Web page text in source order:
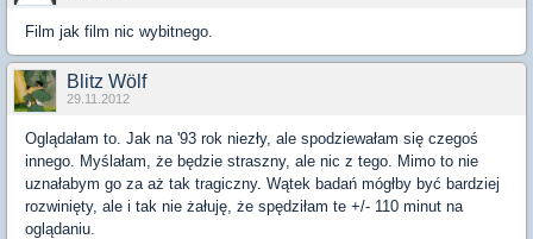
Film jak film nic wybitnego.
Blitz Wölf
29.11.2012
Oglądałam to. Jak na '93 rok niezły, ale spodziewałam się czegoś
innego. Myślałam, że będzie straszny, ale nic z tego. Mimo to nie
uznałabym go za aż tak tragiczny. Wątek badań mógłby być bardziej
rozwinięty, ale i tak nie żałuję, że spędziłam te +/- 110 minut na
oglądaniu.